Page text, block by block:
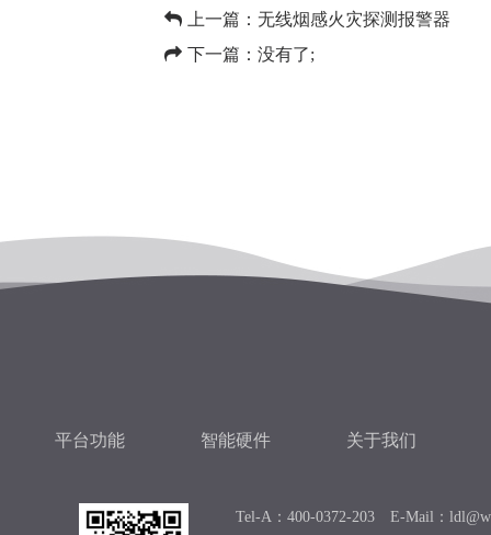
上一篇： 无线烟感火灾探测报警器
下一篇：没有了;
平台功能 智能硬件 关于我们
Tel-A：400-0372-203 E-Mail：